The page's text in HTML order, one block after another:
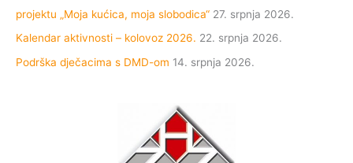
projektu „Moja kućica, moja slobodica“ 27. srpnja 2026.
Kalendar aktivnosti – kolovoz 2026. 22. srpnja 2026.
Podrška dječacima s DMD-om 14. srpnja 2026.